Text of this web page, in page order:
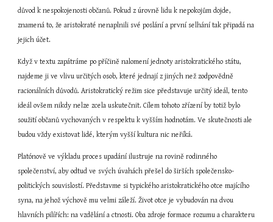
důvod k nespokojenosti občanů. Pokud z úrovně lidu k nepokojům dojde,
znamená to, že aristokraté nenaplnili své poslání a první selhání tak připadá na
jejich účet.
Když v textu zapátráme po příčině nalomení jednoty aristokratického státu,
najdeme ji ve vlivu určitých osob, které jednají z jiných než zodpovědně
racionálních důvodů. Aristokratický režim sice představuje určitý ideál, tento
ideál ovšem nikdy nelze zcela uskutečnit. Cílem tohoto zřízení by totiž bylo
soužití občanů vychovaných v respektu k vyšším hodnotám. Ve skutečnosti ale
budou vždy existovat lidé, kterým vyšší kultura nic neříká.
Platónově ve výkladu proces upadání ilustruje na rovině rodinného
společenství, aby odtud ve svých úvahách přešel do širších společensko-
politických souvislostí. Představme si typického aristokratického otce majícího
syna, na jehož výchově mu velmi záleží. Život otce je vybudován na dvou
hlavních pilířích: na vzdělání a ctnosti. Oba zdroje formace rozumu a charakteru